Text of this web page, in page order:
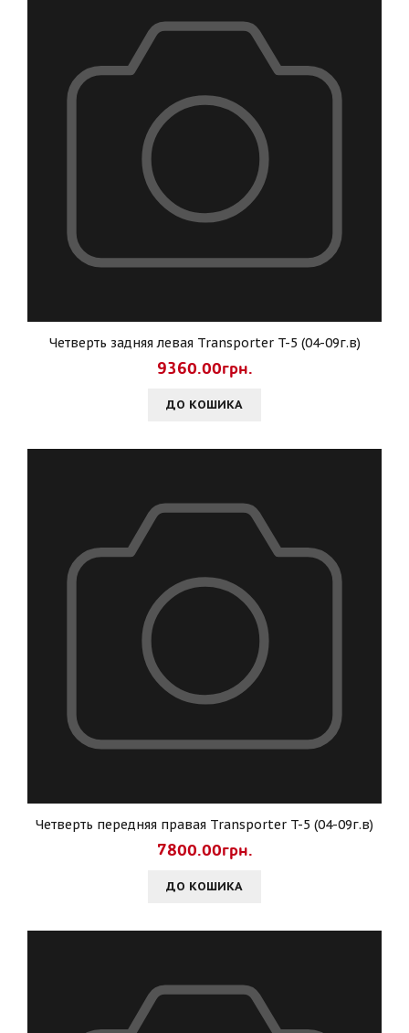
Четверть задняя левая Transporter T-5 (04-09г.в)
9360.00грн.
ДО КОШИКА
Четверть передняя правая Transporter T-5 (04-09г.в)
7800.00грн.
ДО КОШИКА